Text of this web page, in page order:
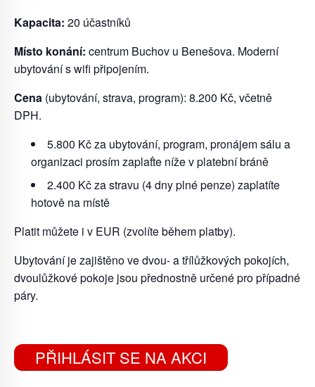
Kapacita: 20 účastníků
Místo konání: centrum Buchov u Benešova. Moderní
ubytování s wifi připojením.
Cena (ubytování, strava, program): 8.200 Kč, včetně
DPH.
5.800 Kč za ubytování, program, pronájem sálu a
organizaci prosím zaplaťte níže v platební bráně
2.400 Kč za stravu (4 dny plné penze) zaplatíte
hotově na místě
Platit můžete i v EUR (zvolíte během platby).
Ubytování je zajištěno ve dvou- a třílůžkových pokojích,
dvoulůžkové pokoje jsou přednostně určené pro případné
páry.
PŘIHLÁSIT SE NA AKCI